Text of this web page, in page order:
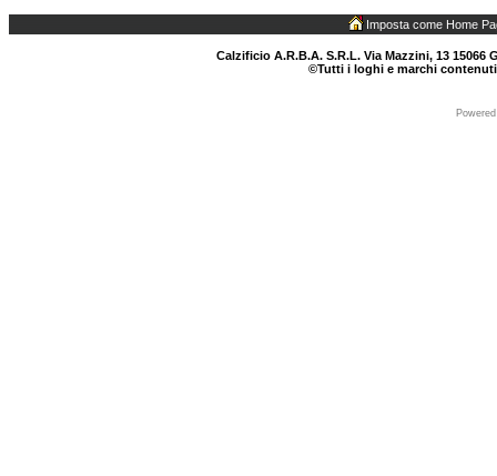
Imposta come Home
Calzificio A.R.B.A. S.R.L. Via Mazzini, 13 15066
©Tutti i loghi e marchi